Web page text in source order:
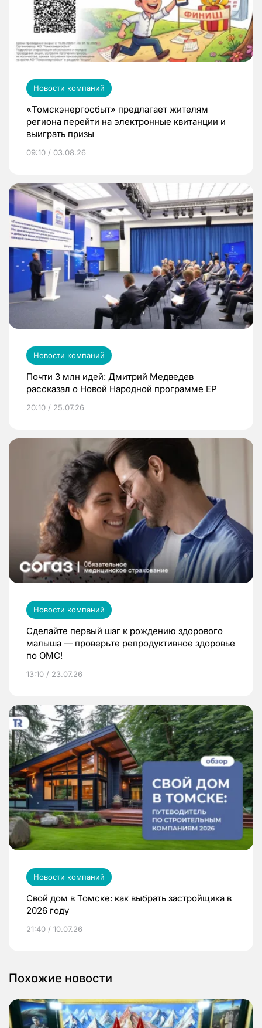
Новости компаний
«Томскэнергосбыт» предлагает жителям
региона перейти на электронные квитанции и
выиграть призы
09:10 / 03.08.26
Новости компаний
Почти 3 млн идей: Дмитрий Медведев
рассказал о Новой Народной программе ЕР
20:10 / 25.07.26
Новости компаний
Сделайте первый шаг к рождению здорового
малыша — проверьте репродуктивное здоровье
по ОМС!
13:10 / 23.07.26
Новости компаний
Свой дом в Томске: как выбрать застройщика в
2026 году
21:40 / 10.07.26
Похожие новости